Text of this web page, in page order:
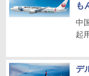
も
中
起
デ